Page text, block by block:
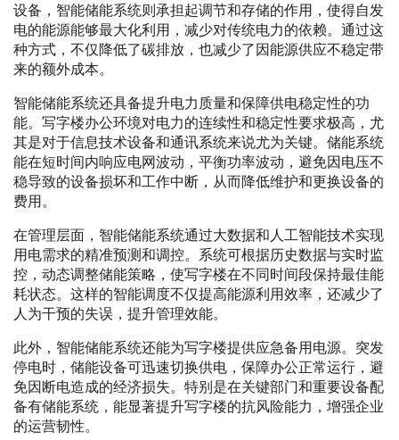
设备，智能储能系统则承担起调节和存储的作用，使得自发
电的能源能够最大化利用，减少对传统电力的依赖。通过这
种方式，不仅降低了碳排放，也减少了因能源供应不稳定带
来的额外成本。
智能储能系统还具备提升电力质量和保障供电稳定性的功
能。写字楼办公环境对电力的连续性和稳定性要求极高，尤
其是对于信息技术设备和通讯系统来说尤为关键。储能系统
能在短时间内响应电网波动，平衡功率波动，避免因电压不
稳导致的设备损坏和工作中断，从而降低维护和更换设备的
费用。
在管理层面，智能储能系统通过大数据和人工智能技术实现
用电需求的精准预测和调控。系统可根据历史数据与实时监
控，动态调整储能策略，使写字楼在不同时间段保持最佳能
耗状态。这样的智能调度不仅提高能源利用效率，还减少了
人为干预的失误，提升管理效能。
此外，智能储能系统还能为写字楼提供应急备用电源。突发
停电时，储能设备可迅速切换供电，保障办公正常运行，避
免因断电造成的经济损失。特别是在关键部门和重要设备配
备有储能系统，能显著提升写字楼的抗风险能力，增强企业
的运营韧性。